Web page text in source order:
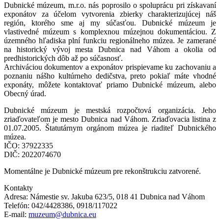
Dubnické múzeum, m.r.o. nás poprosilo o spoluprácu pri získavaní
exponátov za účelom vytvorenia zbierky charakterizujúcej náš
región, ktorého sme aj my súčasťou. Dubnické múzeum je
vlastivedné múzeum s komplexnou múzejnou dokumentáciou. Z
územného hľadiska plní funkciu regionálneho múzea. Je zamerané
na historický vývoj mesta Dubnica nad Váhom a okolia od
predhistorických dôb až po súčasnosť.
Archiváciou dokumentov a exponátov prispievame ku zachovaniu a
poznaniu nášho kultúrneho dedičstva, preto pokiaľ máte vhodné
exponáty, môžete kontaktovať priamo Dubnické múzeum, alebo
Obecný úrad.
Dubnické múzeum je mestská rozpočtová organizácia. Jeho
zriaďovateľom je mesto Dubnica nad Váhom. Zriaďovacia listina z
01.07.2005. Štatutárnym orgánom múzea je riaditeľ Dubnického
múzea.
IČO: 37922335
DIČ: 2022074670
Momentálne je Dubnické múzeum pre rekonštrukciu zatvorené.
Kontakty
Adresa: Námestie sv. Jakuba 623/5, 018 41 Dubnica nad Váhom
Telefón: 042/4428386, 0918/117022
E-mail: muzeum@dubnica.eu